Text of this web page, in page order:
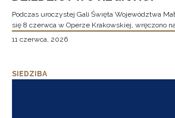
Podczas uroczystej Gali Święta Województwa
się 8 czerwca w Operze Krakowskiej, wręczono
11 czerwca, 2026
SIEDZIBA